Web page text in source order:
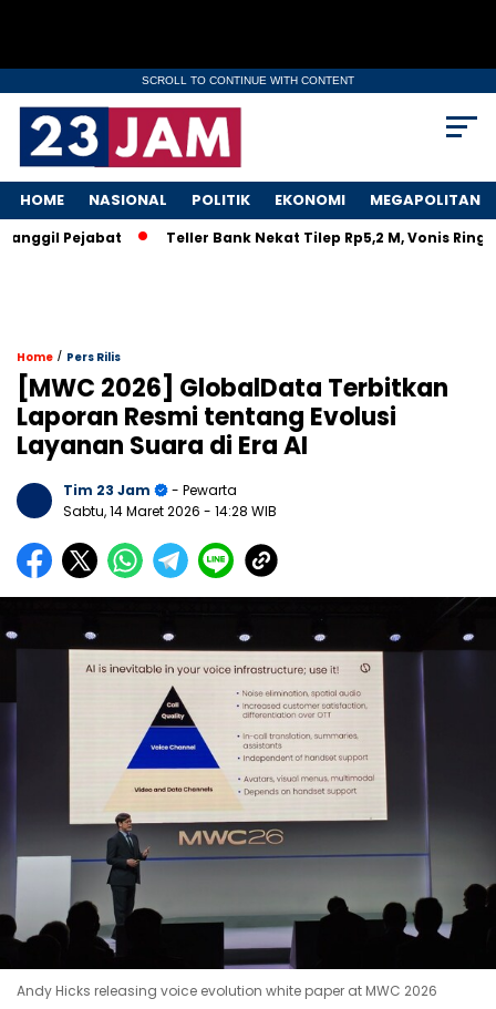
SCROLL TO CONTINUE WITH CONTENT
HOME NASIONAL POLITIK EKONOMI MEGAPOLITAN
Pejabat Teller Bank Nekat Tilep Rp5,2 M, Vonis Ringan
Home / Pers Rilis
[MWC 2026] GlobalData Terbitkan
Laporan Resmi tentang Evolusi
Layanan Suara di Era AI
Tim 23 Jam
- Pewarta
Sabtu, 14 Maret 2026 - 14:28 WIB
Andy Hicks releasing voice evolution white paper at MWC 2026